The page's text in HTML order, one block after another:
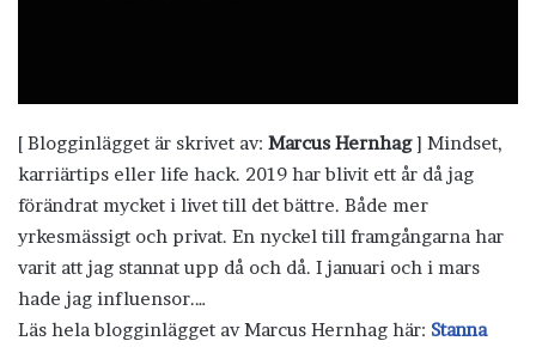
[ Blogginlägget är skrivet av: Marcus Hernhag] Mindset,
karriärtips eller life hack. 2019 har blivit ett år då jag
förändrat mycket i livet till det bättre. Både mer
yrkesmässigt och privat. En nyckel till framgångarna har
varit att jag stannat upp då och då. I januari och i mars
hade jag influensor.…
Läs hela blogginlägget av Marcus Hernhag här: Stanna